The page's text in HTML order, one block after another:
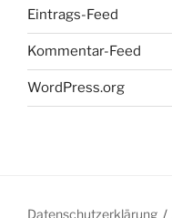
Eintrags-Feed
Kommentar-Feed
WordPress.org
Datenschutzerklärung